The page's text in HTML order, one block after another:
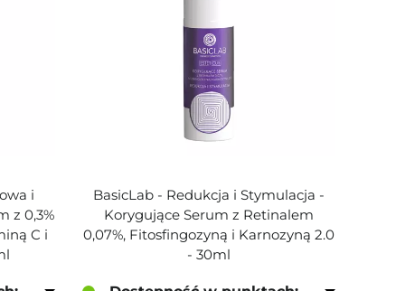
i
z 0,3%
C i
BasicLab - Redukcja i Stymulacja -
Korygujące Serum z Retinalem
0,07%, Fitosfingozyną i Karnozyną 2.0
- 30ml